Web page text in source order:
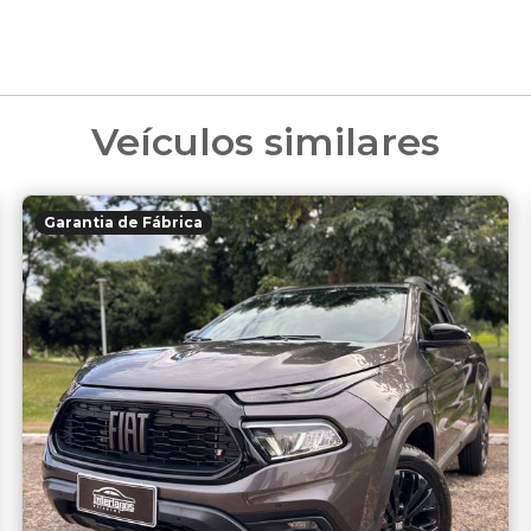
Veículos similares
Garantia de Fábrica